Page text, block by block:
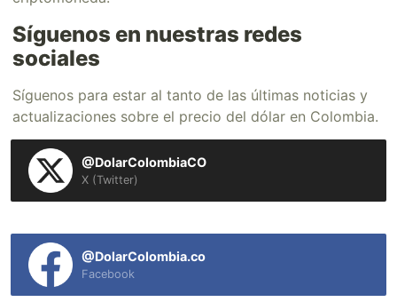
Síguenos en nuestras redes
sociales
Síguenos para estar al tanto de las últimas noticias y
actualizaciones sobre el precio del dólar en Colombia.
@DolarColombiaCO
X (Twitter)
@DolarColombia.co
Facebook